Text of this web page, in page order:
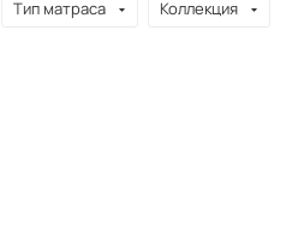
Тип матраса Коллекция